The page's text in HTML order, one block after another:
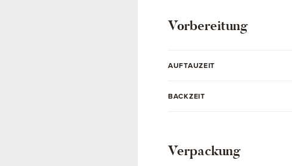
Vorbereitung
AUFTAUZEIT
BACKZEIT
Verpackung